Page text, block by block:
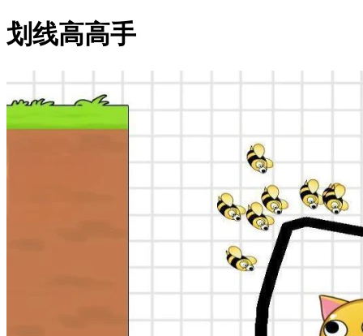
划线高高手